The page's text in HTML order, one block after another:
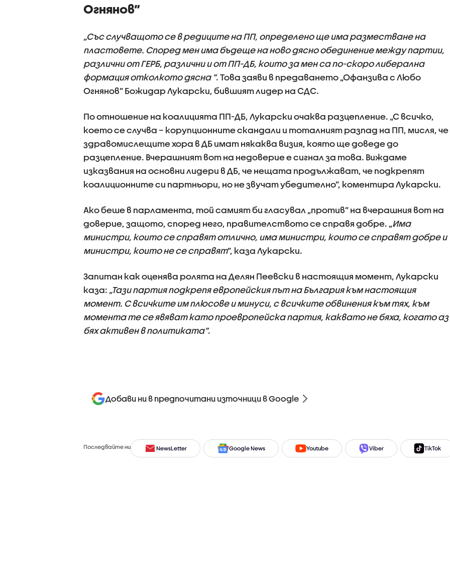
Огнянов”
„Със случващото се в редиците на ПП, определено ще има разместване на
пластовете. Според мен има бъдеще на ново дясно обединение между партии,
различни от ГЕРБ, различни и от ПП-ДБ, които за мен са по-скоро либерална
формация отколкото дясна ”. Това заяви в предаването „Офанзива с Любо
Огнянов” Божидар Лукарски, бившият лидер на СДС.
По отношение на коалицията ПП-ДБ, Лукарски очаква разцепление. „С всичко,
което се случва – корупционните скандали и тоталният разпад на ПП, мисля, че
здравомислещите хора в ДБ имат някаква визия, която ще доведе до
разцепление. Вчерашният вот на недоверие е сигнал за това. Виждаме
изказвания на основни лидери в ДБ, че нещата продължават, че подкрепят
коалиционните си партньори, но не звучат убедително”, коментира Лукарски.
Ако беше в парламента, той самият би гласувал „против” на вчерашния вот на
доверие, защото, според него, правителството се справя добре. „Има
министри, които се справят отлично, има министри, които се справят добре и
министри, които не се справят”, каза Лукарски.
Запитан как оценява ролята на Делян Пеевски в настоящия момент, Лукарски
каза: „Тази партия подкрепя европейския път на България към настоящия
момент. С всичките им плюсове и минуси, с всичките обвинения към тях, към
момента те се явяват като проевропейска партия, каквато не бяха, когато аз
бях активен в политиката”.
Добави ни в предпочитани източници в Google
Последвайте ни NewsLetter Google News Youtube Viber TikTok